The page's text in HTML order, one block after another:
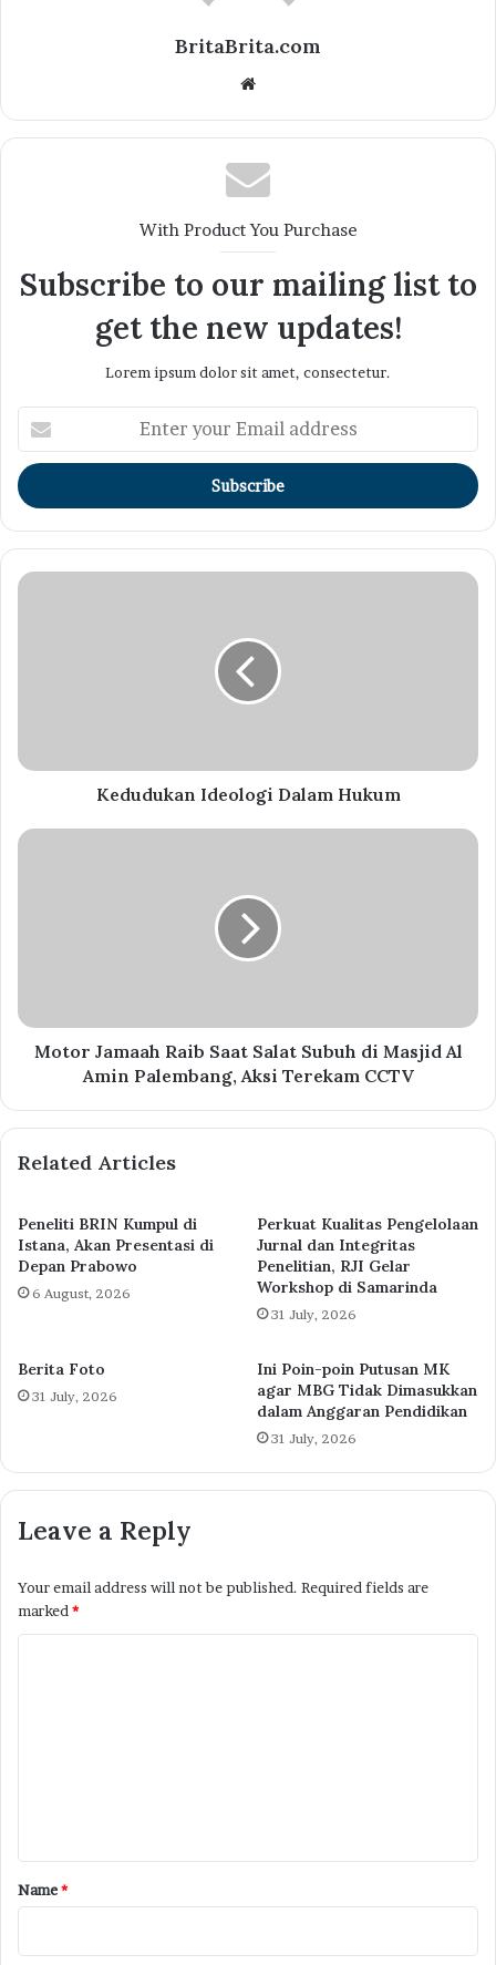
BritaBrita.com
With Product You Purchase
Subscribe to our mailing list to
get the new updates!
Lorem ipsum dolor sit amet, consectetur.
your
Email
address
Kedudukan Ideologi Dalam Hukum
Motor Jamaah Raib Saat Salat Subuh di Masjid Al
Amin Palembang, Aksi Terekam CCTV
Related Articles
Peneliti BRIN Kumpul di
Istana, Akan Presentasi di
Depan Prabowo
6 August, 2026
Perkuat Kualitas Pengelolaan
Jurnal dan Integritas
Penelitian, RJI Gelar
Workshop di Samarinda
31 July, 2026
Berita Foto
31 July, 2026
Ini Poin-poin Putusan MK
agar MBG Tidak Dimasukkan
dalam Anggaran Pendidikan
31 July, 2026
Leave a Reply
Your email address will not be published. Required fields are
marked *
*
Name*